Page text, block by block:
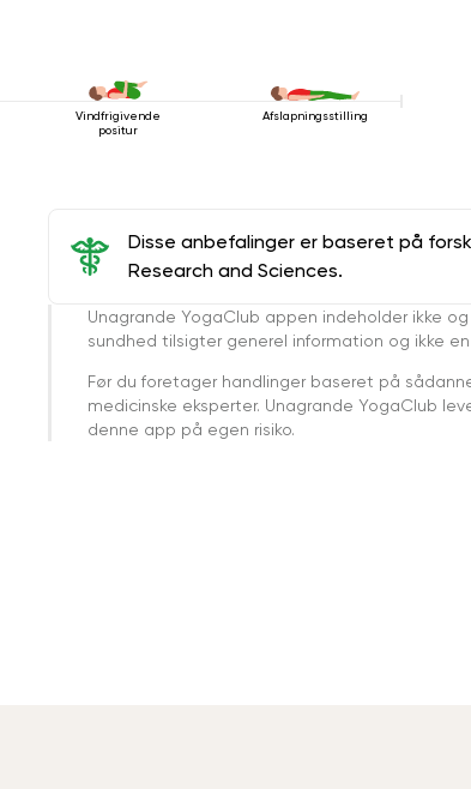
Vindfrigivende
positur
Afslapningsstilling
Disse anbefalinger er baseret på
Research and Sciences.
Unagrande YogaClub appen indeholder ikke
sundhed tilsigter generel information og ikke
Før du foretager handlinger baseret på
medicinske eksperter. Unagrande YogaClub
denne app på egen risiko.